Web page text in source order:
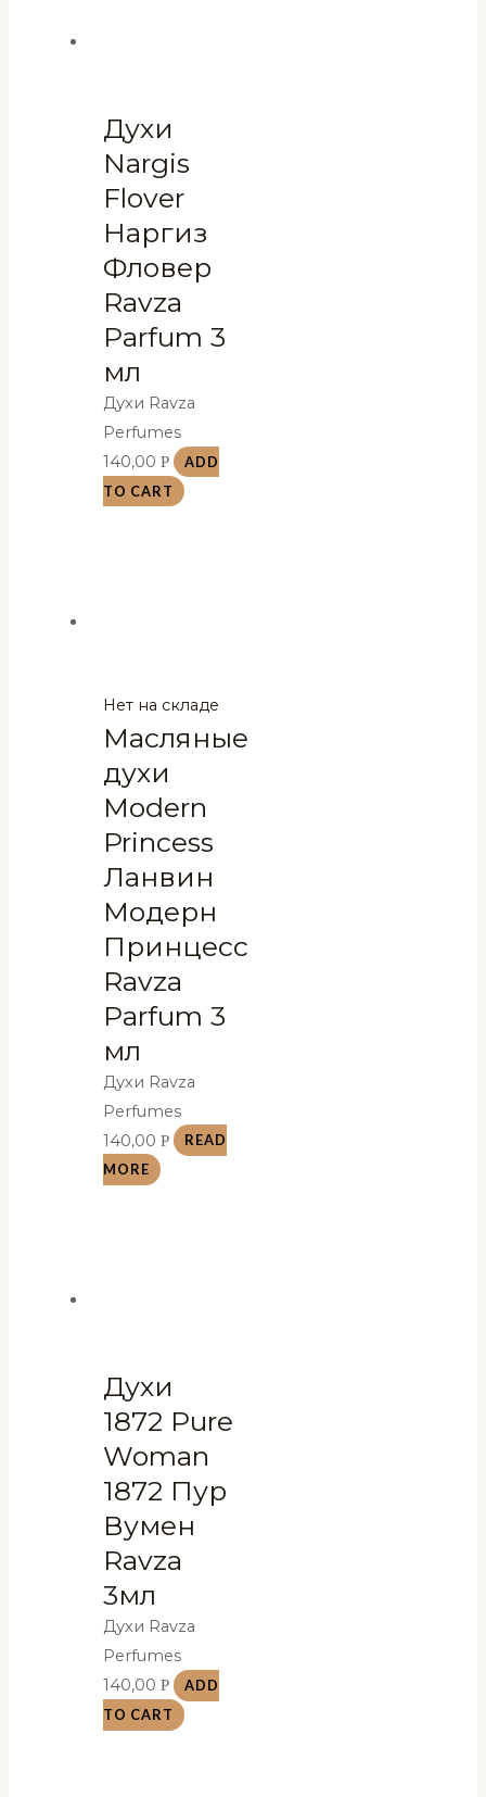
Духи
Nargis
Flover
Наргиз
Фловер
Ravza
Parfum 3
мл
Духи Ravza
Perfumes
140,00Р
ADD
TO CART
Нет на складе
Масляные
духи
Modern
Princess
Ланвин
Модерн
Принцесс
Ravza
Parfum 3
мл
Духи Ravza
Perfumes
140,00Р
READ
MORE
Духи
1872 Pure
Woman
1872 Пур
Вумен
Ravza
3мл
Духи Ravza
Perfumes
140,00Р
ADD
TO CART